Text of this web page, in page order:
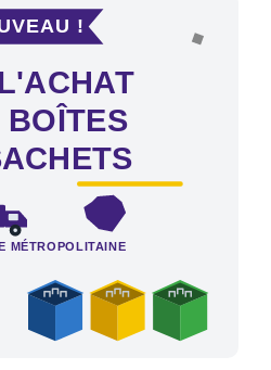
!
BOÎTES
MÉTROPOLITAINE